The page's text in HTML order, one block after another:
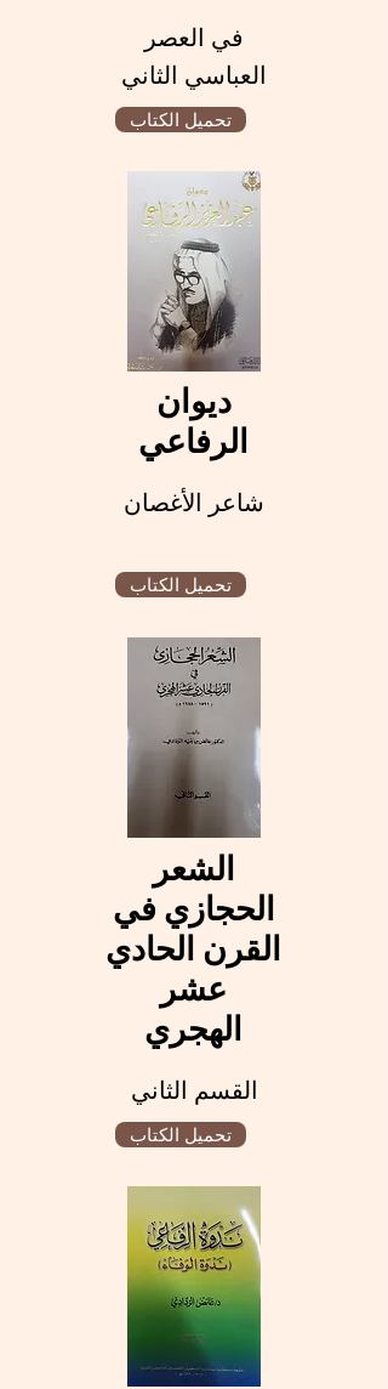
الشعر
الحجازي في
القرن الحادي
عشر
الهجري
القسم الثاني
تحميل الكتاب
في العصر
العباسي الثاني
تحميل الكتاب
ديوان
الرفاعي
شاعر الأغصان
تحميل الكتاب